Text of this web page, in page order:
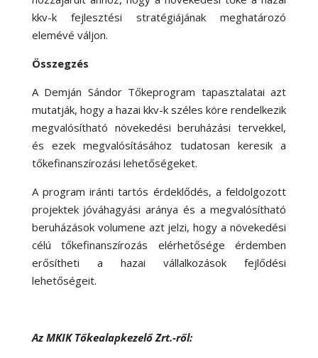
kkv-k fejlesztési stratégiájának meghatározó
elemévé váljon.
Összegzés
A Demján Sándor Tőkeprogram tapasztalatai azt
mutatják, hogy a hazai kkv-k széles köre rendelkezik
megvalósítható növekedési beruházási tervekkel,
és ezek megvalósításához tudatosan keresik a
tőkefinanszírozási lehetőségeket.
A program iránti tartós érdeklődés, a feldolgozott
projektek jóváhagyási aránya és a megvalósítható
beruházások volumene azt jelzi, hogy a növekedési
célú tőkefinanszírozás elérhetősége érdemben
erősítheti a hazai vállalkozások fejlődési
lehetőségeit.
Az MKIK Tőkealapkezelő Zrt.-ről: